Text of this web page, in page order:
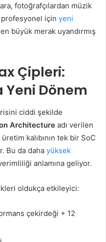
fotoğrafçılardan müzik
için yeni
büyük merak uyandırmış
Çipleri:
Yeni Dönem
ciddi şekilde
Architecture adı verilen
kalıbının tek bir SoC
Bu da daha yüksek
anlamına geliyor.
oldukça etkileyici:
çekirdeği + 12